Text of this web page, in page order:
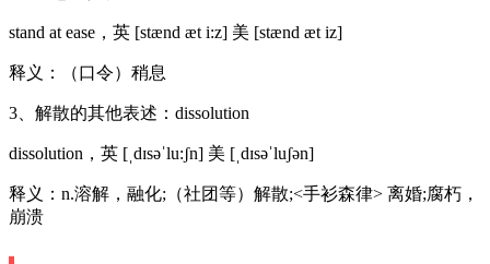
stand at ease，英 [stænd æt i:z] 美 [stænd æt iz]
释义：（口令）稍息
3、解散的其他表述：dissolution
dissolution，英 [ˌdɪsəˈlu:ʃn] 美 [ˌdɪsəˈluʃən]
释义：n.溶解，融化;（社团等）解散;<手衫森律> 离婚;腐朽，
崩溃